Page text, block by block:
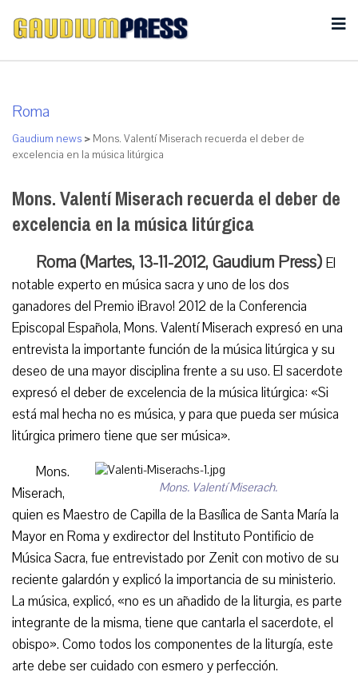
Roma
Gaudium news > Mons. Valentí Miserach recuerda el deber de
excelencia en la música litúrgica
Mons. Valentí Miserach recuerda el deber de
excelencia en la música litúrgica
Roma (Martes, 13-11-2012, Gaudium Press) El
notable experto en música sacra y uno de los dos
ganadores del Premio ¡Bravo! 2012 de la Conferencia
Episcopal Española, Mons. Valentí Miserach expresó en una
entrevista la importante función de la música litúrgica y su
deseo de una mayor disciplina frente a su uso. El sacerdote
expresó el deber de excelencia de la música litúrgica: «Si
está mal hecha no es música, y para que pueda ser música
litúrgica primero tiene que ser música».
Mons. Valentí Miserach.
Mons.
Miserach,
quien es Maestro de Capilla de la Basílica de Santa María la
Mayor en Roma y exdirector del Instituto Pontificio de
Música Sacra, fue entrevistado por Zenit con motivo de su
reciente galardón y explicó la importancia de su ministerio.
La música, explicó, «no es un añadido de la liturgia, es parte
integrante de la misma, tiene que cantarla el sacerdote, el
obispo». Como todos los componentes de la liturgía, este
arte debe ser cuidado con esmero y perfección.